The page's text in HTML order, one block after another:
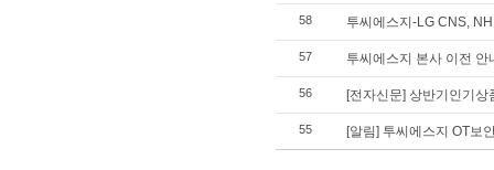
58 투씨에스지-LG CNS,
57 투씨에스지 본사 이전 안
56 [전자신문] 상반기인기
55 [알림] 투씨에스지 OT보